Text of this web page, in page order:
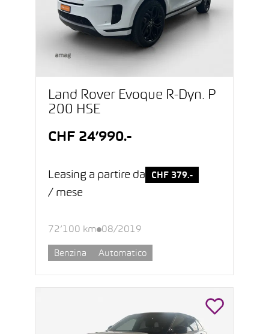
Land Rover Evoque R-Dyn. P
200 HSE
CHF 24’990.-
Leasing a partire da CHF 379.-
/ mese
72’100 km 08/2019
Benzina Automatico